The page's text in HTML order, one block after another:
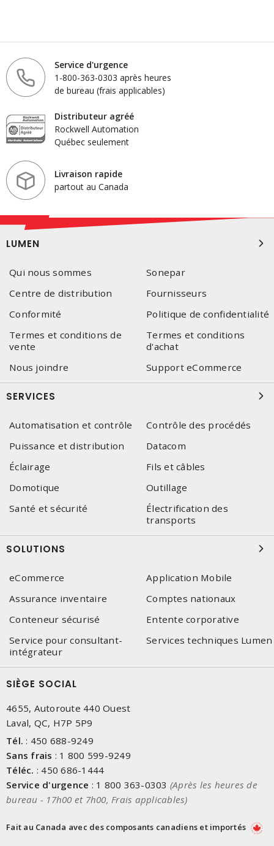
Service d'urgence
1-800-363-0303 après heures
de bureau (frais applicables)
Distributeur agréé
Rockwell Automation
Québec seulement
Livraison rapide
partout au Canada
LUMEN
Qui nous sommes
Sonepar
Centre de distribution
Fournisseurs
Conformité
Politique de confidentialité
Termes et conditions de
vente
Termes et conditions
d'achat
Nous joindre
Support eCommerce
SERVICES
Automatisation et contrôle
Contrôle des procédés
Puissance et distribution
Datacom
Éclairage
Fils et câbles
Domotique
Outillage
Santé et sécurité
Électrification des
transports
SOLUTIONS
eCommerce
Application Mobile
Assurance inventaire
Comptes nationaux
Conteneur sécurisé
Entente corporative
Service pour consultant-
intégrateur
Services techniques Lumen
SIÈGE SOCIAL
4655, Autoroute 440 Ouest
Laval, QC, H7P 5P9
Tél. : 450 688-9249
Sans frais : 1 800 599-9249
Téléc. : 450 686-1444
Service d'urgence : 1 800 363-0303 (Après les heures de
bureau - 17h00 et 7h00, Frais applicables)
Fait au Canada avec des composants canadiens et importés